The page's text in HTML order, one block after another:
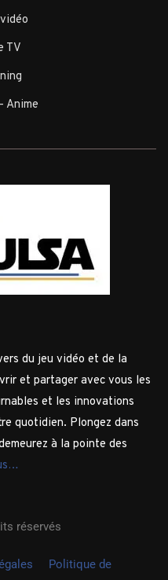
TV
Anime
du jeu vidéo et de la
et partager avec vous les
et les innovations
quotidien. Plongez dans
à la pointe des
réservés
Politique de